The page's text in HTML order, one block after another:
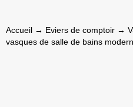
Accueil → Eviers de comptoir →
vasques de salle de bains